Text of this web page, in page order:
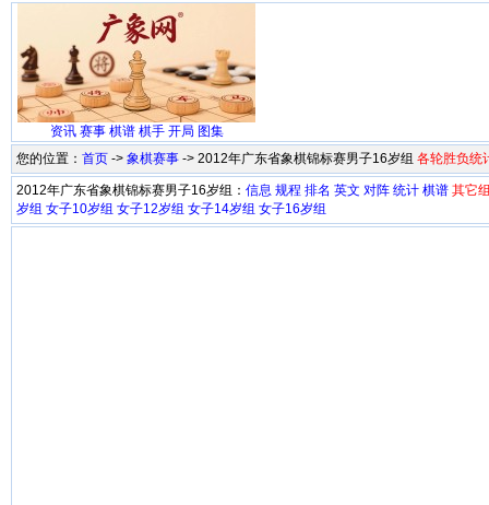
资讯 赛事 棋谱 棋手 开局 图集
您的位置： 首页 -> 象棋赛事 -> 2012年广东省象棋锦标赛男子16岁组 各轮胜负统
2012年广东省象棋锦标赛男子16岁组： 信息 规程 排名 英文 对阵 统计 棋谱 其它
岁组 女子10岁组 女子12岁组 女子14岁组 女子16岁组